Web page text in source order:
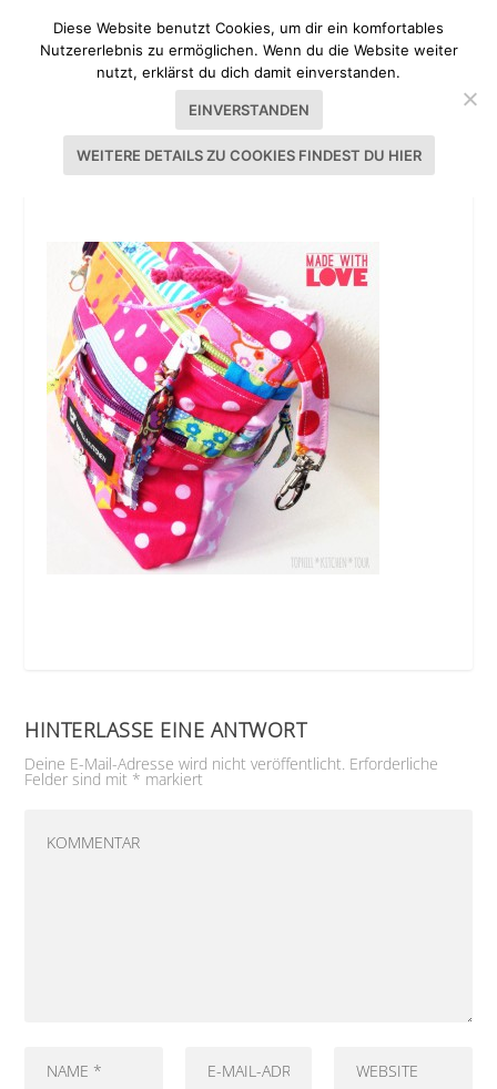
20140421-110352.JPG
HINTERLASSE EINE ANTWORT
Deine E-Mail-Adresse wird nicht veröffentlicht. Erforderliche
Felder sind mit * markiert
Diese Website benutzt Cookies, um dir ein komfortables
Nutzererlebnis zu ermöglichen. Wenn du die Website weiter
nutzt, erklärst du dich damit einverstanden.
EINVERSTANDEN
WEITERE DETAILS ZU COOKIES FINDEST DU HIER